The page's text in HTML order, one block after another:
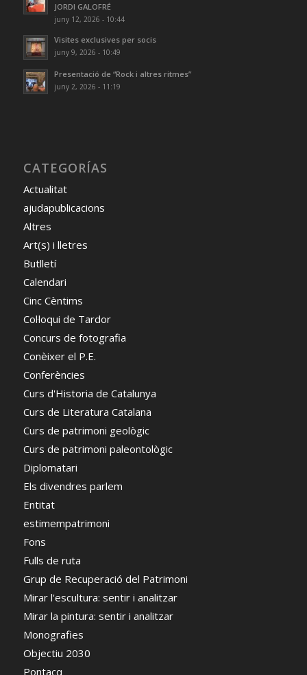
JORDI GALOFRÉ
juny 12, 2026 - 10:44
Visites exclusives per socis
juny 9, 2026 - 10:49
Presentació de “Rock i altres ritmes”
juny 2, 2026 - 11:19
CATEGORÍAS
Actualitat
ajudapublicacions
Altres
Art(s) i lletres
Butlletí
Calendari
Cinc Cèntims
Col·loqui de Tardor
Concurs de fotografia
Conèixer el P.E.
Conferències
Curs d'Historia de Catalunya
Curs de Literatura Catalana
Curs de patrimoni geològic
Curs de patrimoni paleontològic
Diplomatari
Els divendres parlem
Entitat
estimempatrimoni
Fons
Fulls de ruta
Grup de Recuperació del Patrimoni
Mirar l'escultura: sentir i analitzar
Mirar la pintura: sentir i analitzar
Monografies
Objectiu 2030
Pontacq